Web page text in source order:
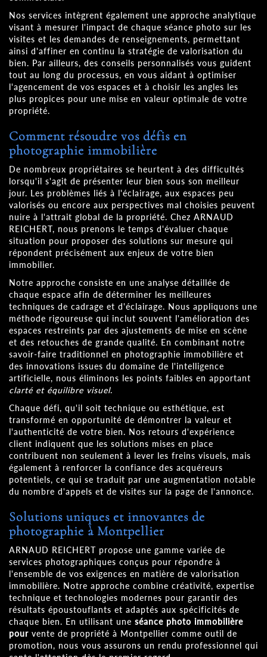
Nos services intègrent également une approche analytique
visant à mesurer l'impact de chaque séance photo sur les
visites et les demandes de renseignements, permettant
ainsi d'affiner en continu la stratégie de valorisation du
bien. Par ailleurs, des conseils personnalisés vous guident
tout au long du processus, en vous aidant à optimiser
l'agencement de vos espaces et à choisir les angles les
plus propices pour une mise en valeur optimale de votre
propriété.
Comment résoudre vos défis en
photographie immobilière
De nombreux propriétaires se heurtent à des difficultés
lorsqu'il s'agit de présenter leur bien sous son meilleur
jour. Les problèmes liés à l'éclairage, aux espaces peu
valorisés ou encore aux perspectives mal choisies peuvent
nuire à l'attrait global de la propriété. Chez ARNAUD
REICHERT, nous prenons le temps d'évaluer chaque
situation pour proposer des solutions sur mesure qui
répondent précisément aux enjeux de votre bien
immobilier.
Notre approche consiste en une analyse détaillée de
chaque espace afin de déterminer les meilleures
techniques de cadrage et d'éclairage. Nous appliquons une
méthode rigoureuse qui inclut souvent l'amélioration des
espaces restreints par des ajustements de mise en scène
et des retouches de grande qualité. En combinant notre
savoir-faire traditionnel en photographie immobilière et
des innovations issues du domaine de l'intelligence
artificielle, nous éliminons les points faibles en apportant
clarté et équilibre visuel.
Chaque défi, qu'il soit technique ou esthétique, est
transformé en opportunité de démontrer la valeur et
l'authenticité de votre bien. Nos retours d'expérience
client indiquent que les solutions mises en place
contribuent non seulement à lever les freins visuels, mais
également à renforcer la confiance des acquéreurs
potentiels, ce qui se traduit par une augmentation notable
du nombre d'appels et de visites sur la page de l'annonce.
Solutions uniques et innovantes de
photographie à Montpellier
ARNAUD REICHERT propose une gamme variée de
services photographiques conçus pour répondre à
l'ensemble de vos exigences en matière de valorisation
immobilière. Notre approche combine créativité, expertise
technique et technologies modernes pour garantir des
résultats époustouflants et adaptés aux spécificités de
chaque bien. En utilisant une séance photo immobilière
pour vente de propriété à Montpellier comme outil de
promotion, nous vous assurons un rendu professionnel qui